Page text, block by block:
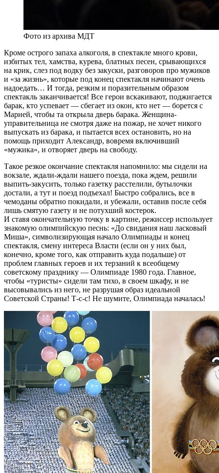
Фото из архива МДТ
Кроме острого запаха алкоголя, в спектакле много крови,
избитых тел, хамства, курева, блатных песен, срывающихся
на крик, слез под водку без закуски, разговоров про мужиков
и «за жизнь», которые под конец спектакля начинают очень
надоедать… И тогда, резким и поразительным образом
спектакль заканчивается! Все герои вскакивают, поджигается
барак, кто успевает — сбегает из окон, кто нет — борется с
Марией, чтобы та открыла дверь барака. Женщина-
управительница не смотря даже на пожар, не хочет никого
выпускать из барака, и пытается всех остановить, но на
помощь приходит Александр, вовремя включивший
«мужика», и отворяет дверь на свободу.
Такое резкое окончание спектакля напомнило: мы сидели на
вокзале, ждали-ждали нашего поезда, пока ждем, решили
выпить-закусить, только газетку расстелили, бутылочки
достали, а тут и поезд подъехал! Быстро собрались, все в
чемоданы обратно покидали, и убежали, оставив после себя
лишь смятую газету и не потухший костерок.
И ставя окончательную точку в картине, режиссер использует
знакомую олимпийскую песнь: «До свидания наш ласковый
Миша», символизирующая начало Олимпиады и конец
спектакля, смену интереса Власти (если он у них был,
конечно, кроме того, как отправить куда подальше) от
проблем главных героев и их терзаний к всеобщему
советскому празднику — Олимпиаде 1980 года. Главное,
чтобы «туристы» сидели там тихо, в своем шкафу, и не
высовывались из него, не разрушая образ идеальной
Советской Страны! Т-с-с! Не шумите, Олимпиада началась!